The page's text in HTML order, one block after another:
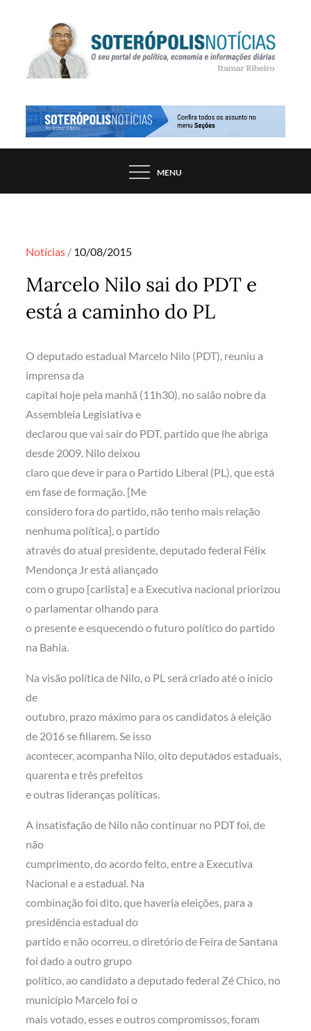
SOTERÓPOLIS NOTÍCIAS
PORTAL DE NOTÍCIAS DE SALVADOR E
MENU
Notícias Posted
10/08/2015
Marcelo Nilo sai do PDT e
está a caminho do PL
O deputado estadual Marcelo Nilo (PDT), reuniu a
imprensa da
capital hoje pela manhã (11h30), no salão nobre da
Assembleia Legislativa e
declarou que vai sair do PDT, partido que lhe abriga
desde 2009. Nilo deixou
claro que deve ir para o Partido Liberal (PL), que está
em fase de formação. [Me
considero fora do partido, não tenho mais relação
nenhuma política], o partido
através do atual presidente, deputado federal Félix
Mendonça Jr está aliançado
com o grupo [carlista] e a Executiva nacional priorizou
o parlamentar olhando para
o presente e esquecendo o futuro político do partido
na Bahia.
Na visão política de Nilo, o PL será criado até o inicio
de
outubro, prazo máximo para os candidatos à eleição
de 2016 se filiarem. Se isso
acontecer, acompanha Nilo, oito deputados estaduais,
quarenta e três prefeitos
e outras lideranças políticas.
A insatisfação de Nilo não continuar no PDT foi, de
não
cumprimento, do acordo feito, entre a Executiva
Nacional e a estadual. Na
combinação foi dito, que haveria eleições, para a
presidência estadual do
partido e não ocorreu, o diretório de Feira de Santana
foi dado a outro grupo
político, ao candidato a deputado federal Zé Chico, no
município Marcelo foi o
mais votado, esses e outros compromissos, foram